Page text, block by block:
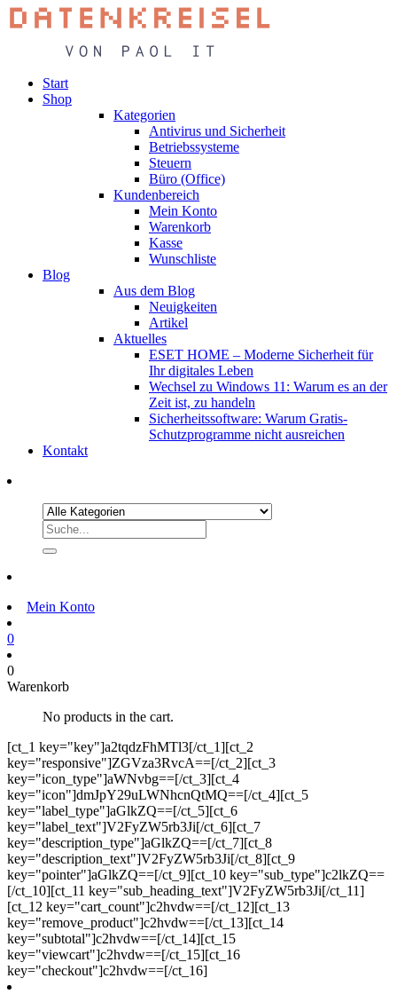
Start
Shop
Kategorien
Antivirus und Sicherheit
Betriebssysteme
Steuern
Büro (Office)
Kundenbereich
Mein Konto
Warenkorb
Kasse
Wunschliste
Blog
Aus dem Blog
Neuigkeiten
Artikel
Aktuelles
ESET HOME – Moderne Sicherheit für
Ihr digitales Leben
Wechsel zu Windows 11: Warum es an der
Zeit ist, zu handeln
Sicherheitssoftware: Warum Gratis-
Schutzprogramme nicht ausreichen
Kontakt
Mein Konto
0
0
Warenkorb
No products in the cart.
[ct_1 key="key"]a2tqdzFhMTl3[/ct_1][ct_2
key="responsive"]ZGVza3RvcA==[/ct_2][ct_3
key="icon_type"]aWNvbg==[/ct_3][ct_4
key="icon"]dmJpY29uLWNhcnQtMQ==[/ct_4][ct_5
key="label_type"]aGlkZQ==[/ct_5][ct_6
key="label_text"]V2FyZW5rb3Ji[/ct_6][ct_7
key="description_type"]aGlkZQ==[/ct_7][ct_8
key="description_text"]V2FyZW5rb3Ji[/ct_8][ct_9
key="pointer"]aGlkZQ==[/ct_9][ct_10 key="sub_type"]c2lkZQ==
[/ct_10][ct_11 key="sub_heading_text"]V2FyZW5rb3Ji[/ct_11]
[ct_12 key="cart_count"]c2hvdw==[/ct_12][ct_13
key="remove_product"]c2hvdw==[/ct_13][ct_14
key="subtotal"]c2hvdw==[/ct_14][ct_15
key="viewcart"]c2hvdw==[/ct_15][ct_16
key="checkout"]c2hvdw==[/ct_16]